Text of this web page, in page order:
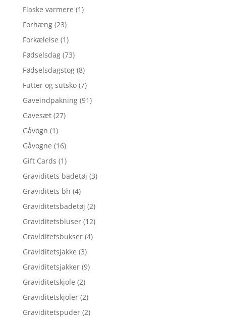
Flaske varmere (1)
Forhæng (23)
Forkælelse (1)
Fødselsdag (73)
Fødselsdagstog (8)
Futter og sutsko (7)
Gaveindpakning (91)
Gavesæt (27)
Gåvogn (1)
Gåvogne (16)
Gift Cards (1)
Graviditets badetøj (3)
Graviditets bh (4)
Graviditetsbadetøj (2)
Graviditetsbluser (12)
Graviditetsbukser (4)
Graviditetsjakke (3)
Graviditetsjakker (9)
Graviditetskjole (2)
Graviditetskjoler (2)
Graviditetspuder (2)